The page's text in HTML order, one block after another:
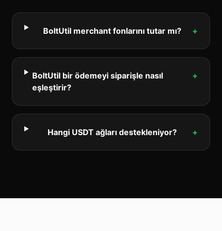
BoltUtil merchant fonlarını tutar mı? +
BoltUtil bir ödemeyi siparişle nasıl
eşleştirir?
+
Hangi USDT ağları destekleniyor? +